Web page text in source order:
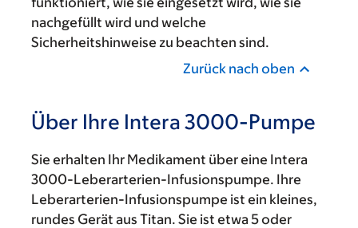
nachgefüllt wird und welche
Sicherheitshinweise zu beachten sind.
Zurück nach oben
Über Ihre Intera 3000-Pumpe
Sie erhalten Ihr Medikament über eine Intera
3000-Leberarterien-Infusionspumpe. Ihre
Leberarterien-Infusionspumpe ist ein kleines,
rundes Gerät aus Titan. Sie ist etwa 5 oder